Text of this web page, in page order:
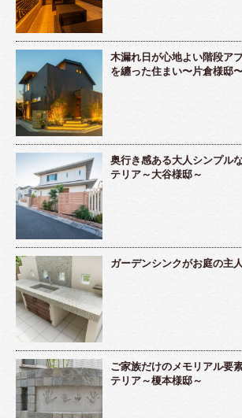
木漏れ日が心地よい階段ア
を纏った住まい〜片倉様邸
奥行き感ある大人シンプル
テリア～大谷様邸～
ガーデンシンクがお庭の主
ご家族だけのメモリアル要
テリア～榎本様邸～